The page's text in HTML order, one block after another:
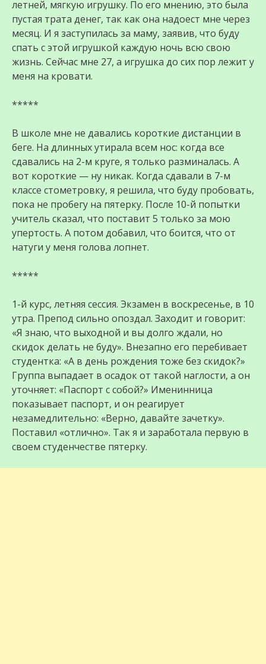
летней, мягкую игрушку. По его мнению, это была
пустая трата денег, так как она надоест мне через
месяц. И я заступилась за маму, заявив, что буду
спать с этой игрушкой каждую ночь всю свою
жизнь. Сейчас мне 27, а игрушка до сих пор лежит у
меня на кровати.
*****
В школе мне не давались короткие дистанции в
беге. На длинных утирала всем нос: когда все
сдавались на 2-м круге, я только разминалась. А
вот короткие — ну никак. Когда сдавали в 7-м
классе стометровку, я решила, что буду пробовать,
пока не пробегу на пятерку. После 10-й попытки
учитель сказал, что поставит 5 только за мою
упертость. А потом добавил, что боится, что от
натуги у меня голова лопнет.
*****
1-й курс, летняя сессия. Экзамен в воскресенье, в 10
утра. Препод сильно опоздал. Заходит и говорит:
«Я знаю, что выходной и вы долго ждали, но
скидок делать не буду». Внезапно его перебивает
студентка: «А в день рождения тоже без скидок?»
Группа выпадает в осадок от такой наглости, а он
уточняет: «Паспорт с собой?» Именинница
показывает паспорт, и он реагирует
незамедлительно: «Верно, давайте зачетку».
Поставил «отлично». Так я и заработала первую в
своем студенчестве пятерку.